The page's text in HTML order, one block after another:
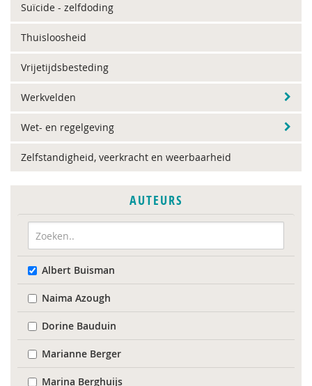
Suïcide - zelfdoding
Thuisloosheid
Vrijetijdsbesteding
Werkvelden
Wet- en regelgeving
Zelfstandigheid, veerkracht en weerbaarheid
AUTEURS
Albert Buisman
Naima Azough
Dorine Bauduin
Marianne Berger
Marina Berghuijs